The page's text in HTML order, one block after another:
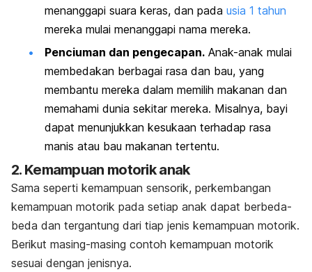
menanggapi suara keras, dan pada usia 1 tahun
mereka mulai menanggapi nama mereka.
Penciuman dan pengecapan. Anak-anak mulai
membedakan berbagai rasa dan bau, yang
membantu mereka dalam memilih makanan dan
memahami dunia sekitar mereka. Misalnya, bayi
dapat menunjukkan kesukaan terhadap rasa
manis atau bau makanan tertentu.
2. Kemampuan motorik anak
Sama seperti kemampuan sensorik, perkembangan
kemampuan motorik pada setiap anak dapat berbeda-
beda dan tergantung dari tiap jenis kemampuan motorik.
Berikut masing-masing contoh kemampuan motorik
sesuai dengan jenisnya.